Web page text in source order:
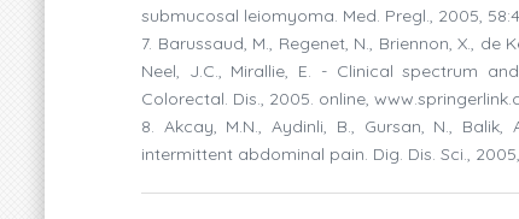
submucosal leiomyoma. Med. Pregl., 2005,
7. Barussaud, M., Regenet, N., Briennon, X., de
Neel, J.C., Mirallie, E. - Clinical spectrum
Colorectal. Dis., 2005. online,
8. Akcay, M.N., Aydinli, B., Gursan, N.,
intermittent abdominal pain. Dig. Dis. Sci., 2005,